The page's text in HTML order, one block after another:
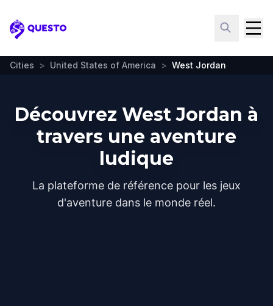
Questo
Cities > United States of America > West Jordan
Découvrez West Jordan à
travers une aventure
ludique
La plateforme de référence pour les jeux
d'aventure dans le monde réel.